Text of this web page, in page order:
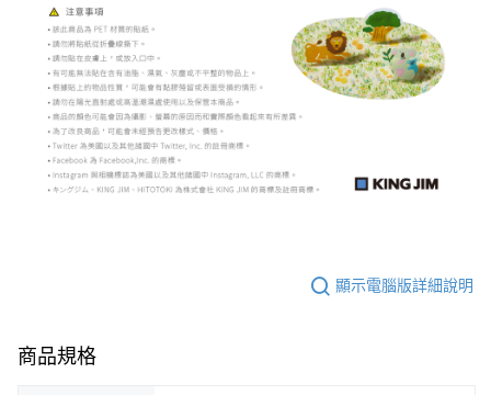
顯示電腦版詳細說明
商品規格